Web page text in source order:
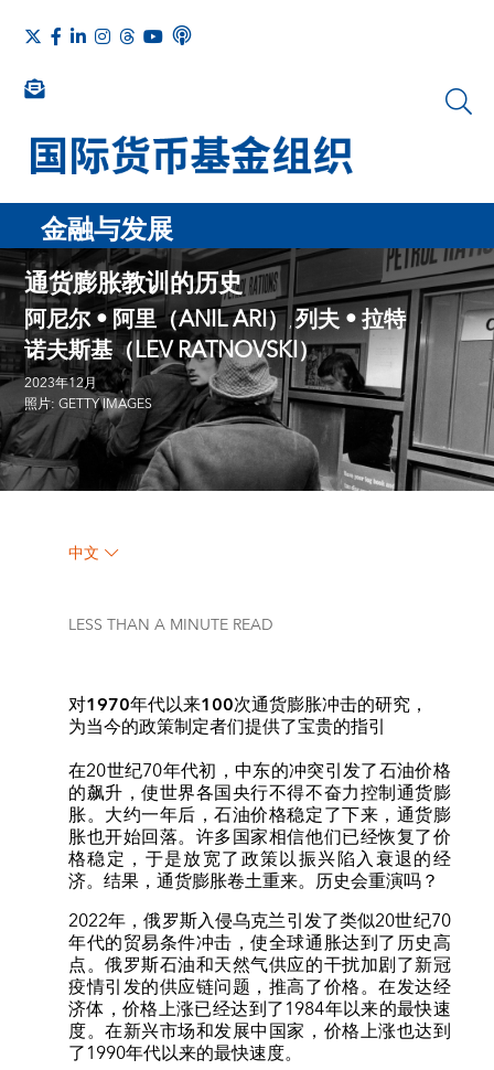
金融与发展
通货膨胀教训的历史
阿尼尔 • 阿里（ANIL ARI）,列夫 • 拉特
诺夫斯基（LEV RATNOVSKI）
2023年12月
照片: GETTY IMAGES
中文
LESS THAN A MINUTE READ
对1970年代以来100次通货膨胀冲击的研究，
为当今的政策制定者们提供了宝贵的指引
在20世纪70年代初，中东的冲突引发了石油价格
的飙升，使世界各国央行不得不奋力控制通货膨
胀。大约一年后，石油价格稳定了下来，通货膨
胀也开始回落。许多国家相信他们已经恢复了价
格稳定，于是放宽了政策以振兴陷入衰退的经
济。结果，通货膨胀卷土重来。历史会重演吗？
2022年，俄罗斯入侵乌克兰引发了类似20世纪70
年代的贸易条件冲击，使全球通胀达到了历史高
点。俄罗斯石油和天然气供应的干扰加剧了新冠
疫情引发的供应链问题，推高了价格。在发达经
济体，价格上涨已经达到了1984年以来的最快速
度。在新兴市场和发展中国家，价格上涨也达到
了1990年代以来的最快速度。